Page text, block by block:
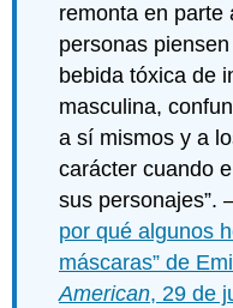
remonta en parte
personas
bebida tóxica de
masculina,
a sí mismos y a
carácter cuando
sus
por qué algunos
máscaras” de
American, 29 de